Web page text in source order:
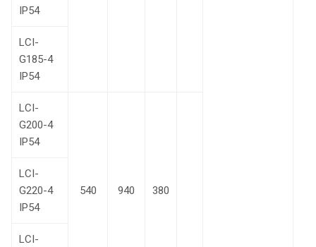
IP54
LCI-
G185-4
IP54
LCI-
G200-4
IP54
540 940 380
LCI-
G220-4
IP54
LCI-